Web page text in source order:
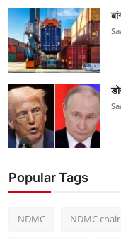
Popular Tags
NDMC NDMC